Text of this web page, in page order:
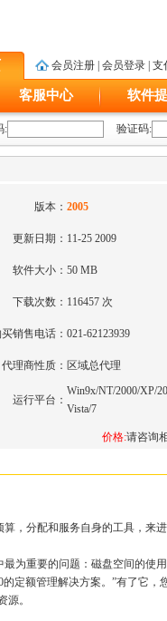
会员注册 会员登录 支
客服中心 软件
: 验证码:
版本：2005
更新日期： 11-25 2009
软件大小：50 MB
下载次数： 116457 次
买销售电话：021-62123939
代理商性质： 区域总代理
运行平台：
Win9x/NT/2000/XP/
Vista/7
价格:请咨
算，分配和服务自身的工具，来
为重要的问题：磁盘空间的使
定额管理解决方案。”有了它
源。